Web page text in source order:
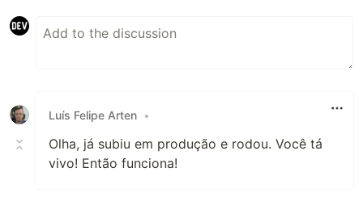
Luís Felipe Arten •
Olha, já subiu em produção e rodou. Você tá
vivo! Então funciona!